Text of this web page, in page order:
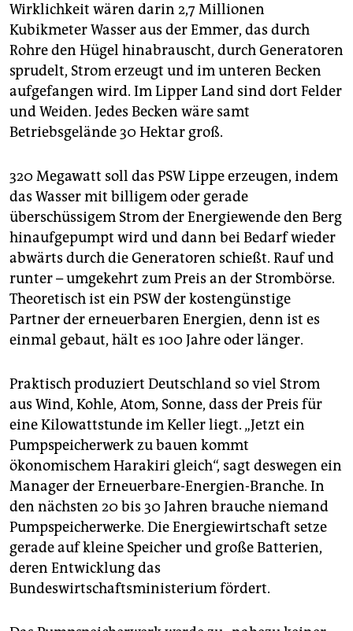
Wirklichkeit wären darin 2,7 Millionen
Kubikmeter Wasser aus der Emmer, das durch
Rohre den Hügel hinabrauscht, durch Generatoren
sprudelt, Strom erzeugt und im unteren Becken
aufgefangen wird. Im Lipper Land sind dort Felder
und Weiden. Jedes Becken wäre samt
Betriebsgelände 30 Hektar groß.
320 Megawatt soll das PSW Lippe erzeugen, indem
das Wasser mit billigem oder gerade
überschüssigem Strom der Energiewende den Berg
hinaufgepumpt wird und dann bei Bedarf wieder
abwärts durch die Generatoren schießt. Rauf und
runter – umgekehrt zum Preis an der Strombörse.
Theoretisch ist ein PSW der kostengünstige
Partner der erneuerbaren Energien, denn ist es
einmal gebaut, hält es 100 Jahre oder länger.
Praktisch produziert Deutschland so viel Strom
aus Wind, Kohle, Atom, Sonne, dass der Preis für
eine Kilowattstunde im Keller liegt. „Jetzt ein
Pumpspeicherwerk zu bauen kommt
ökonomischem Harakiri gleich“, sagt deswegen ein
Manager der Erneuerbare-Energien-Branche. In
den nächsten 20 bis 30 Jahren brauche niemand
Pumpspeicherwerke. Die Energiewirtschaft setze
gerade auf kleine Speicher und große Batterien,
deren Entwicklung das
Bundeswirtschaftsministerium fördert.